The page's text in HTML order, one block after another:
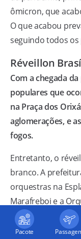
ômicron, que
O que acabou
seguindo todos
Réveillon
Com a chegada
populares que
na Praça dos
aglomerações, e
fogos.
Entretanto, o
branco. A
orquestras na
Marafreboi e a
Azevedo. O
distanciamento
Pacote